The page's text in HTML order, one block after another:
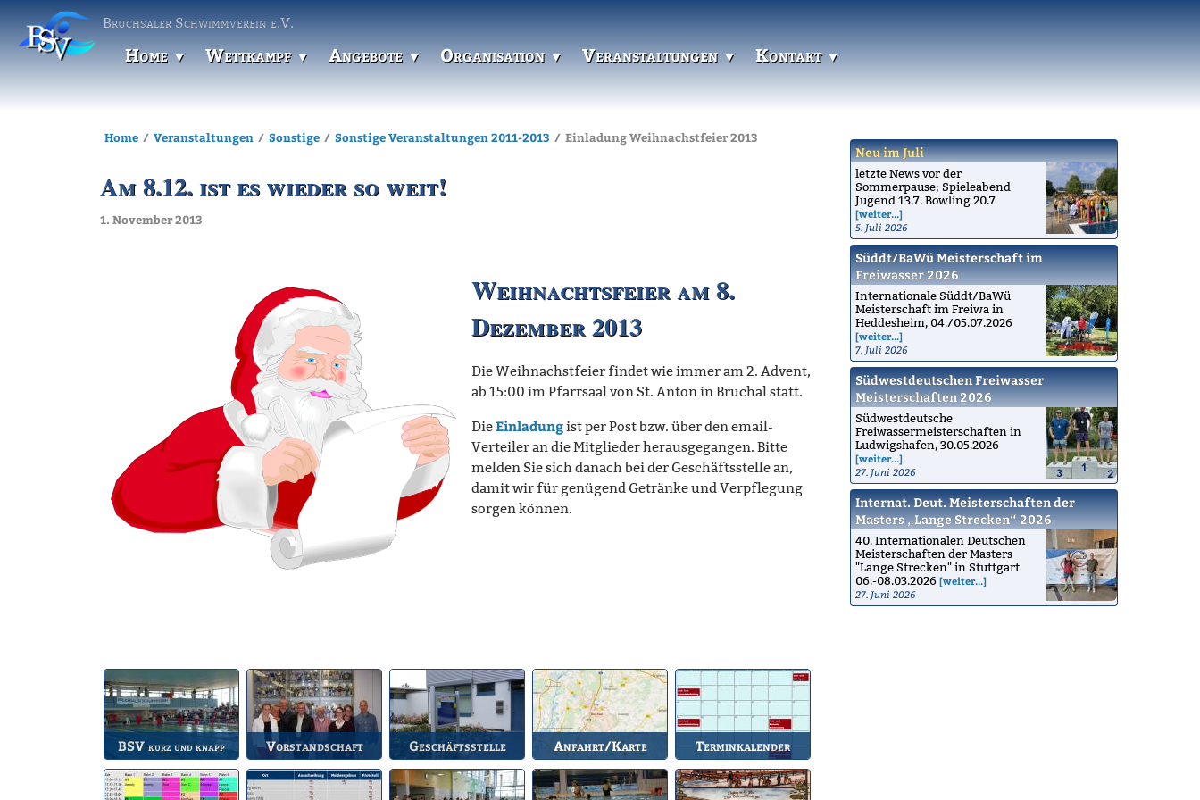
Bruchsaler Schwimmverein e.V.
Home Wettkampf Angebote Organisation Veranstaltungen Kontakt
Neu im Juli
letzte News vor der
Sommerpause; Spieleabend
Jugend 13.7. Bowling 20.7
[weiter...]
5. Juli 2026
Süddt/BaWü Meisterschaft im
Freiwasser 2026
Internationale Süddt/BaWü
Meisterschaft im Freiwa in
Heddesheim, 04./05.07.2026
[weiter...]
7. Juli 2026
Südwestdeutschen Freiwasser
Meisterschaften 2026
Südwestdeutsche
Freiwassermeisterschaften in
Ludwigshafen, 30.05.2026
[weiter...]
27. Juni 2026
Internat. Deut. Meisterschaften der
Masters „Lange Strecken“ 2026
40. Internationalen Deutschen
Meisterschaften der Masters
"Lange Strecken" in Stuttgart
06.-08.03.2026 [weiter...]
27. Juni 2026
Home Veranstaltungen Sonstige Sonstige Veranstaltungen 2011-2013 Einladung Weihnachstfeier 2013
Am 8.12. ist es wieder so weit!
1. November 2013
Weihnachtsfeier am 8.
Dezember 2013
Die Weihnachstfeier findet wie immer am 2. Advent,
ab 15:00 im Pfarrsaal von St. Anton in Bruchal statt.
DieEinladungist per Post bzw. über den email-
Verteiler an die Mitglieder herausgegangen. Bitte
melden Sie sich danach bei der Geschäftsstelle an,
damit wir für genügend Getränke und Verpflegung
sorgen können.
BSV kurz und knapp
Die wichtigsten Infos
zum BSV.
Vorstandschaft
Unsere amtierende
Vorstandschaft.
Geschäftsstelle
Anlaufstelle für alle
Fragen.
Anfahrt/Karte
So können Sie uns
erreichen.
Terminkalender
Die Termine des BSV.